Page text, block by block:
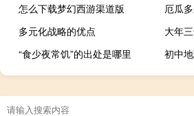
怎么下载梦幻西游渠道版
多元化战略的优点
大年
“食少夜常饥”的出处是哪里
初中